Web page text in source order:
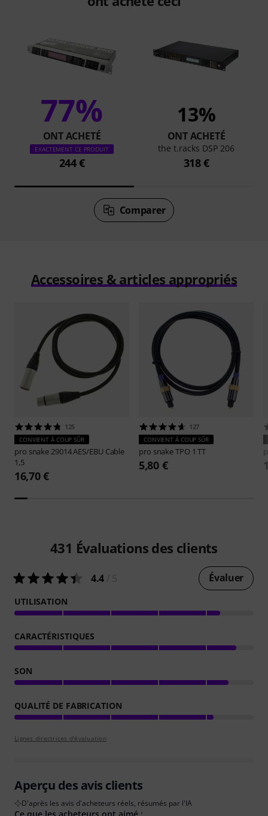
77%
ONT ACHETÉ
EXACTEMENT CE PRODUIT
244 €
13%
ONT ACHETÉ
the t.racks DSP 206
318 €
Comparer
Accessoires & articles appropriés
125
CONVIENT À COUP SÛR
pro snake 29014 AES/EBU Cable
1,5
16,70 €
127
CONVIENT À COUP SÛR
pro snakeTPO 1 TT
5,80 €
431 Évaluations des clients
4.4 Évaluer
UTILISATION
CARACTÉRISTIQUES
SON
QUALITÉ DE FABRICATION
Lignes directrices d'évaluation
Aperçu des avis clients
D'après les avis d'acheteurs réels, résumés par l'IA
Ce que les acheteurs ont aimé :